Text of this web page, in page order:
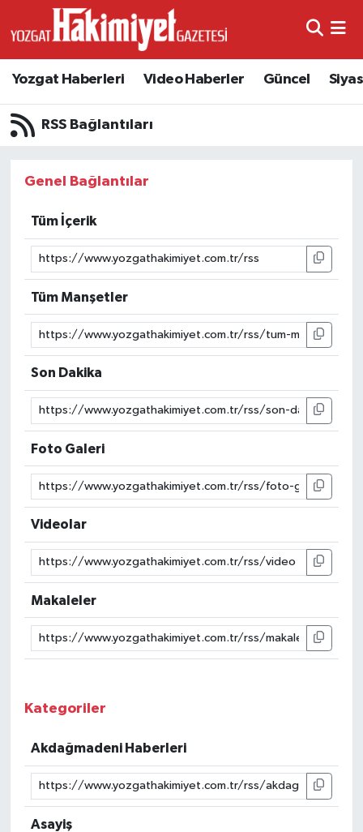
Yozgat Haberleri Video Haberler Güncel
RSS Bağlantıları
Genel Bağlantılar
Tüm İçerik
Tüm Manşetler
Son Dakika
Foto Galeri
Videolar
Makaleler
Kategoriler
Akdağmadeni Haberleri
Asayiş